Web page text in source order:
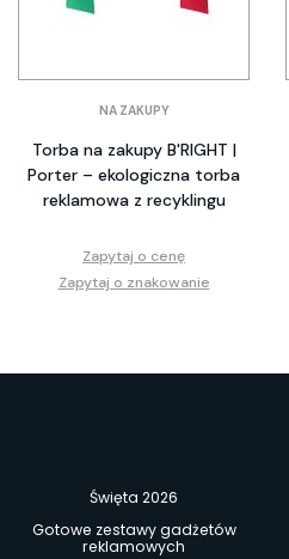
NA ZAKUPY
Torba na zakupy B'RIGHT |
Porter – ekologiczna torba
reklamowa z recyklingu
Zapytaj o cenę
Zapytaj o znakowanie
Święta 2026
Gotowe zestawy gadżetów
reklamowych